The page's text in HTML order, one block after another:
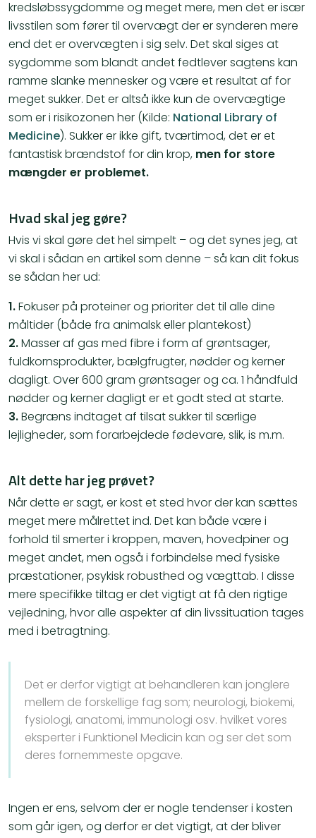
kredsløbssygdomme og meget mere, men det er især
livsstilen som fører til overvægt der er synderen mere
end det er overvægten i sig selv. Det skal siges at
sygdomme som blandt andet fedtlever sagtens kan
ramme slanke mennesker og være et resultat af for
meget sukker. Det er altså ikke kun de overvægtige
som er i risikozonen her (Kilde: National Library of
Medicine). Sukker er ikke gift, tværtimod, det er et
fantastisk brændstof for din krop, men for store
mængder er problemet.
Hvad skal jeg gøre?
Hvis vi skal gøre det hel simpelt – og det synes jeg, at
vi skal i sådan en artikel som denne – så kan dit fokus
se sådan her ud:
1.Fokuser på proteiner og prioriter det til alle dine
måltider (både fra animalsk eller plantekost)
2.Masser af gas med fibre i form af grøntsager,
fuldkornsprodukter, bælgfrugter, nødder og kerner
dagligt. Over 600 gram grøntsager og ca. 1 håndfuld
nødder og kerner dagligt er et godt sted at starte.
3.Begræns indtaget af tilsat sukker til særlige
lejligheder, som forarbejdede fødevare, slik, is m.m.
Alt dette har jeg prøvet?
Når dette er sagt, er kost et sted hvor der kan sættes
meget mere målrettet ind. Det kan både være i
forhold til smerter i kroppen, maven, hovedpiner og
meget andet, men også i forbindelse med fysiske
præstationer, psykisk robusthed og vægttab. I disse
mere specifikke tiltag er det vigtigt at få den rigtige
vejledning, hvor alle aspekter af din livssituation tages
med i betragtning.
Det er derfor vigtigt at behandleren kan jonglere
mellem de forskellige fag som; neurologi, biokemi,
fysiologi, anatomi, immunologi osv. hvilket vores
eksperter i Funktionel Medicin kan og ser det som
deres fornemmeste opgave.
Ingen er ens, selvom der er nogle tendenser i kosten
som går igen, og derfor er det vigtigt, at der bliver